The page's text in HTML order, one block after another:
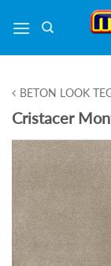
naar
BETON LOOK
Cristacer